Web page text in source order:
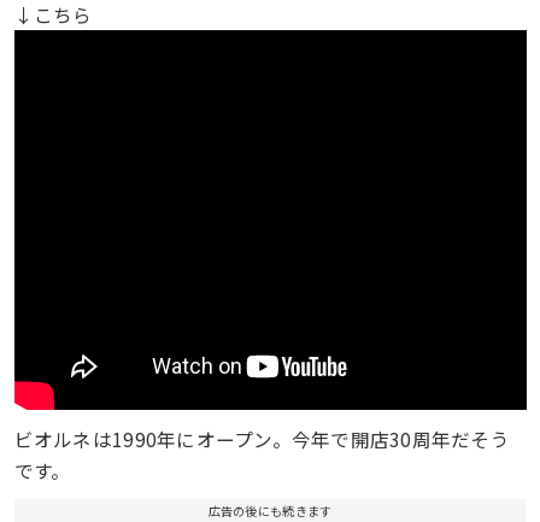
↓こちら
ビオルネは1990年にオープン。今年で開店30周年だそう
です。
広告の後にも続きます